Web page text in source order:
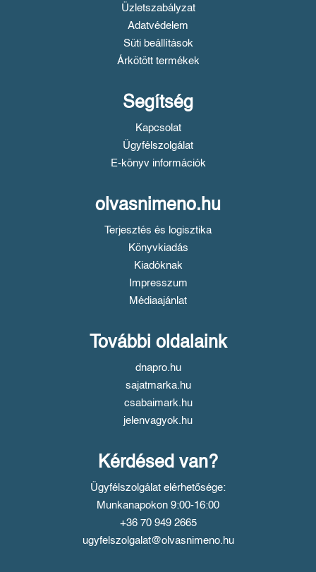
Üzletszabályzat
Adatvédelem
Süti beállítások
Árkötött termékek
Segítség
Kapcsolat
Ügyfélszolgálat
E-könyv információk
olvasnimeno.hu
Terjesztés és logisztika
Könyvkiadás
Kiadóknak
Impresszum
Médiaajánlat
További oldalaink
dnapro.hu
sajatmarka.hu
csabaimark.hu
jelenvagyok.hu
Kérdésed van?
Ügyfélszolgálat elérhetősége:
Munkanapokon 9:00-16:00
+36 70 949 2665
ugyfelszolgalat@olvasnimeno.hu